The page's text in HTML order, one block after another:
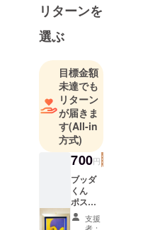
のびのびと
育つ。 絵画
作家であり
ながら、 音
に関心を抱
き、 音が色
や形と なっ
て現れる様
子を元に即
興的かつ共
いている。
これまでに
バルセロナ
リターンを
選ぶ
目標金額
未達でも
リターン
が届きま
す(All-in
方式)
700円
ブッダ
くん
ポスト
カード
14×14c
支援